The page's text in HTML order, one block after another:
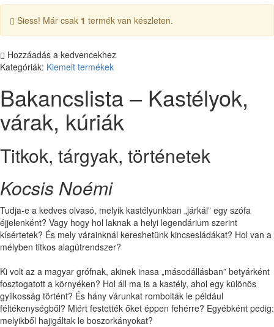
Siess! Már csak 1 termék van készleten.
Hozzáadás a kedvencekhez
Kategóriák: Kiemelt termékek
Bakancslista – Kastélyok,
várak, kúriák
Titkok, tárgyak, történetek
Kocsis Noémi
Tudja-e a kedves olvasó, melyik kastélyunkban „járkál” egy szófa
éjjelenként? Vagy hogy hol laknak a helyi legendárium szerint
kísértetek? És mely várainknál kereshetünk kincsesládákat? Hol van a
mélyben titkos alagútrendszer?
Ki volt az a magyar grófnak, akinek inasa „másodállásban” betyárként
fosztogatott a környéken? Hol áll ma is a kastély, ahol egy különös
gyilkosság történt? És hány várunkat rombolták le például
féltékenységből? Miért festették őket éppen fehérre? Egyébként pedig:
melyikből hajigáltak le boszorkányokat?